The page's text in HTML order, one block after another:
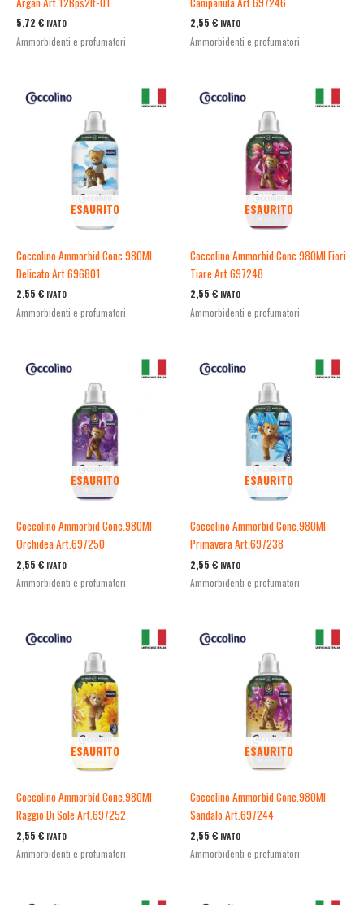
5,72 € IVATO
Ammorbidenti e profumatori
2,55 € IVATO
Ammorbidenti e profumatori
ESAURITO
Coccolino Ammorbid Conc.980Ml
Delicato Art.696801
2,55 € IVATO
Ammorbidenti e profumatori
ESAURITO
Coccolino Ammorbid Conc.980Ml Fiori
Tiare Art.697248
2,55 € IVATO
Ammorbidenti e profumatori
ESAURITO
Coccolino Ammorbid Conc.980Ml
Orchidea Art.697250
2,55 € IVATO
Ammorbidenti e profumatori
ESAURITO
Coccolino Ammorbid Conc.980Ml
Primavera Art.697238
2,55 € IVATO
Ammorbidenti e profumatori
ESAURITO
Coccolino Ammorbid Conc.980Ml
Raggio Di Sole Art.697252
2,55 € IVATO
Ammorbidenti e profumatori
ESAURITO
Coccolino Ammorbid Conc.980Ml
Sandalo Art.697244
2,55 € IVATO
Ammorbidenti e profumatori